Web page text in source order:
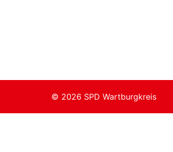
© 2026 SPD Wartburgkreis